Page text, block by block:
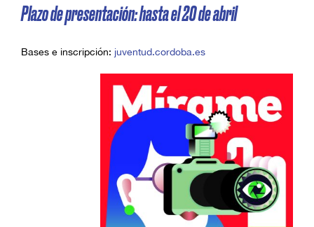
Plazo de presentación: hasta el 20 de abril
Bases e inscripción: juventud.cordoba.es